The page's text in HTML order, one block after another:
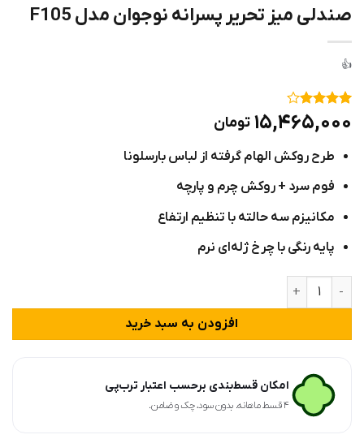
صندلی میز تحریر پسرانه نوجوان مدل F105
۴
از ۵
مشتری
۱۵,۴۶۵,۰۰۰ تومان
طرح روکش الهام‌ گرفته از لباس بارسلونا
فوم سرد + روکش چرم و پارچه
مکانیزم سه‌ حالته با تنظیم ارتفاع
پایه رنگی با چرخ ژله‌ای نرم
صندلی میز تحریر پسرانه نوجوان مدل F105 عدد
افزودن به سبد خرید
امکان قسط‌بندی برحسب اعتبار ترب‌پی
۴ قسط ماهانه. بدون سود، چک و ضامن.